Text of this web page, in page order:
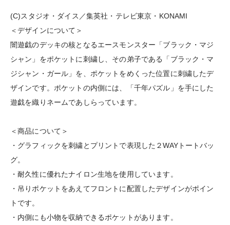
(C)スタジオ・ダイス／集英社・テレビ東京・KONAMI
＜デザインについて＞
闇遊戯のデッキの核となるエースモンスター「ブラック・マジ
シャン」をポケットに刺繍し、その弟子である「ブラック・マ
ジシャン・ガール」を、ポケットをめくった位置に刺繍したデ
ザインです。ポケットの内側には、「千年パズル」を手にした
遊戯を織りネームであしらっています。
＜商品について＞
・グラフィックを刺繍とプリントで表現した２WAYトートバッ
グ。
・耐久性に優れたナイロン生地を使用しています。
・吊りポケットをあえてフロントに配置したデザインがポイン
トです。
・内側にも小物を収納できるポケットがあります。